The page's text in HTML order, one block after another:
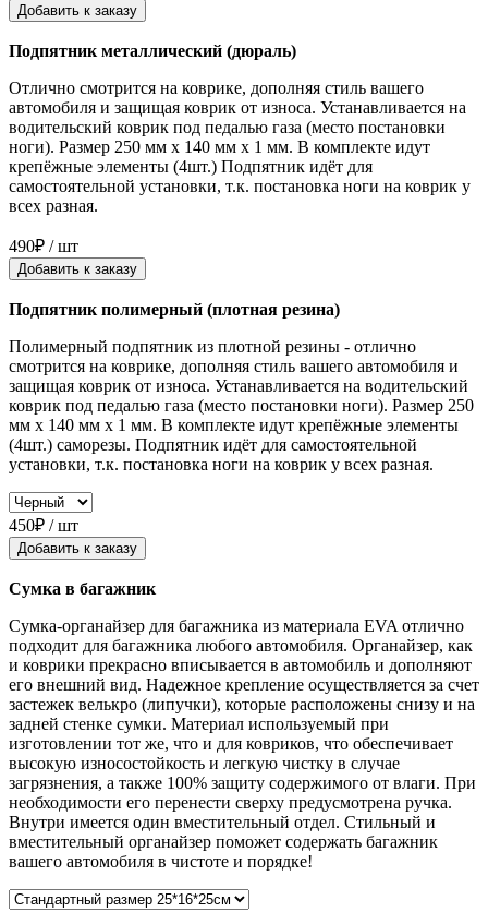
Добавить к заказу
Подпятник металлический (дюраль)
Отлично смотрится на коврике, дополняя стиль вашего
автомобиля и защищая коврик от износа. Устанавливается на
водительский коврик под педалью газа (место постановки
ноги). Размер 250 мм x 140 мм x 1 мм. В комплекте идут
крепёжные элементы (4шт.) Подпятник идёт для
самостоятельной установки, т.к. постановка ноги на коврик у
всех разная.
490₽ / шт
Добавить к заказу
Подпятник полимерный (плотная резина)
Полимерный подпятник из плотной резины - отлично
смотрится на коврике, дополняя стиль вашего автомобиля и
защищая коврик от износа. Устанавливается на водительский
коврик под педалью газа (место постановки ноги). Размер 250
мм x 140 мм x 1 мм. В комплекте идут крепёжные элементы
(4шт.) саморезы. Подпятник идёт для самостоятельной
установки, т.к. постановка ноги на коврик у всех разная.
450₽ / шт
Добавить к заказу
Сумка в багажник
Сумка-органайзер для багажника из материала EVA отлично
подходит для багажника любого автомобиля. Органайзер, как
и коврики прекрасно вписывается в автомобиль и дополняют
его внешний вид. Надежное крепление осуществляется за счет
застежек велькро (липучки), которые расположены снизу и на
задней стенке сумки. Материал используемый при
изготовлении тот же, что и для ковриков, что обеспечивает
высокую износостойкость и легкую чистку в случае
загрязнения, а также 100% защиту содержимого от влаги. При
необходимости его перенести сверху предусмотрена ручка.
Внутри имеется один вместительный отдел. Стильный и
вместительный органайзер поможет содержать багажник
вашего автомобиля в чистоте и порядке!